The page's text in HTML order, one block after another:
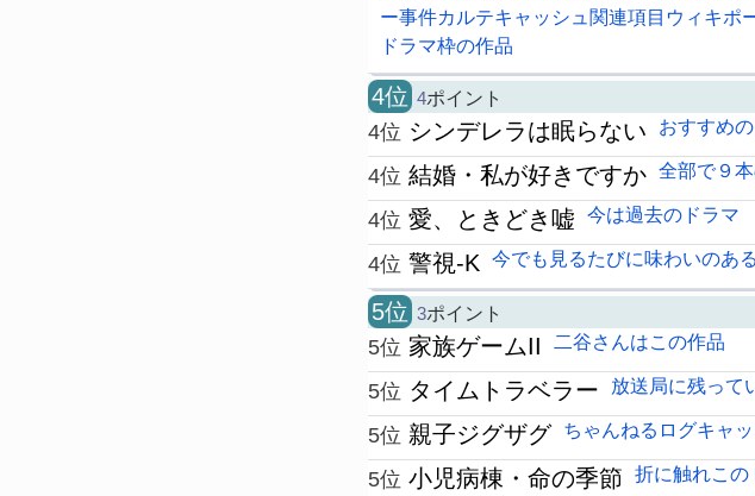
ー事件カルテキャッシュ関連項目ウィキポ
ドラマ枠の作品
4位 4ポイント
4位 シンデレラは眠らない おすすめ
4位 結婚・私が好きですか 全部で９
4位 愛、ときどき嘘 今は過去のドラマ
4位 警視-K 今でも見るたびに味わいのあ
5位 3ポイント
5位 家族ゲームII 二谷さんはこの作品
5位 タイムトラベラー 放送局に残って
5位 親子ジグザグ ちゃんねるログキャ
5位 小児病棟・命の季節 折に触れこの